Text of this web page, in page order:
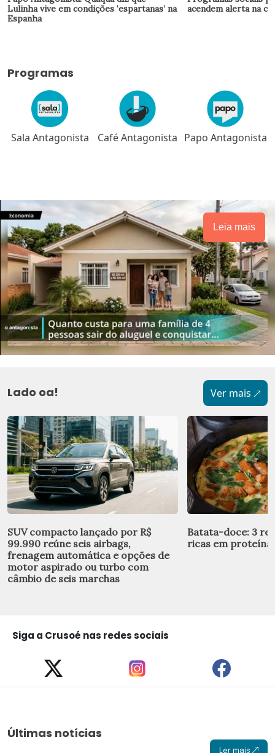
Lulinha vive em condições ‘espartanas’ na
Espanha
acendem alerta na
Programas
Sala Antagonista Café Antagonista Papo Antagonista
Leia mais
Lado oa! Ver mais
SUV compacto lançado por R$
99.990 reúne seis airbags,
frenagem automática e opções de
motor aspirado ou turbo com
câmbio de seis marchas
Batata-doce: 3
ricas em
Siga a Crusoé nas redes sociais
Últimas notícias
Ler mais